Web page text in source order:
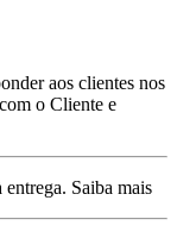
aos clientes nos
o Cliente e
entrega. Saiba mais